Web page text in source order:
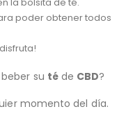
poder obtener todos
su téde CBD?
momento del día.